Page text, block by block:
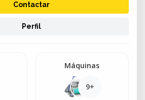
Contactar
Perfil
Máquinas
9+